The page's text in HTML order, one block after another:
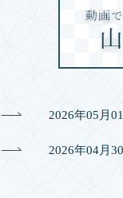
2026年05月
2026年04月